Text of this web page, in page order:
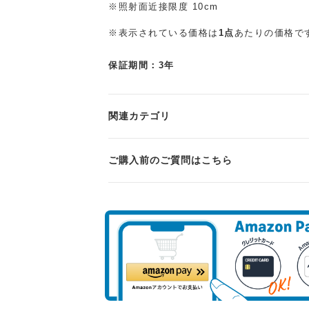
※照射面近接限度 10cm
※表示されている価格は 1点あたりの価格で
保証期間：3年
関連カテゴリ
ご購入前のご質問はこちら